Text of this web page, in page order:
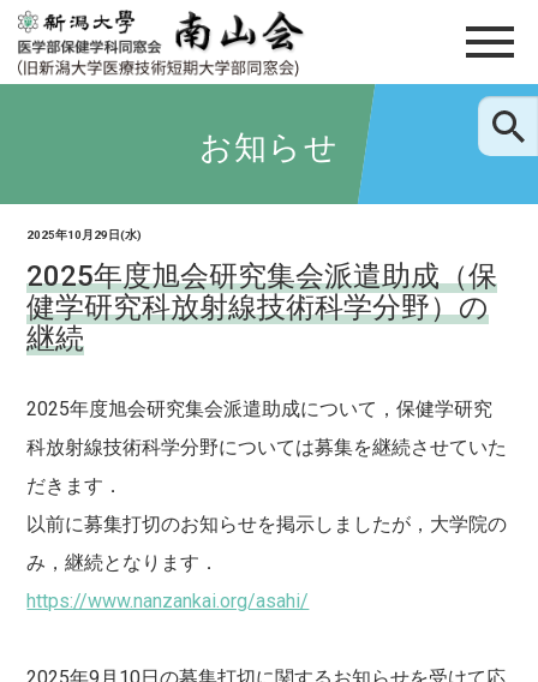
お知らせ
2025年10月29日(水)
2025年度旭会研究集会派遣助成（保
健学研究科放射線技術科学分野）の
継続
2025年度旭会研究集会派遣助成について，保健学研究
科放射線技術科学分野については募集を継続させていた
だきます．
以前に募集打切のお知らせを掲示しましたが，大学院の
み，継続となります．
https://www.nanzankai.org/asahi/